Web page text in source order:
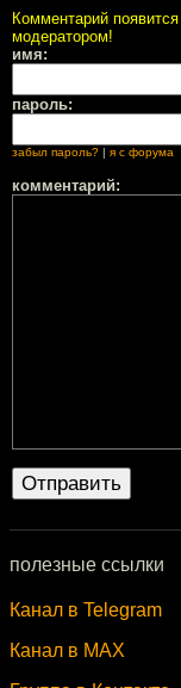
Комментарий
модератором!
имя:
пароль:
забыл пароль? | я с форума
комментарий:
полезные ссылки
Канал в Telegram
Канал в MAX